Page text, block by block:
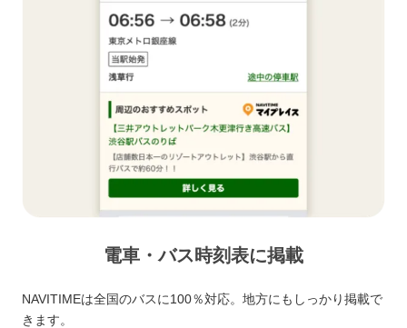
電車・バス時刻表に掲載
NAVITIMEは全国のバスに100％対応。地方にもしっかり掲載で
きます。